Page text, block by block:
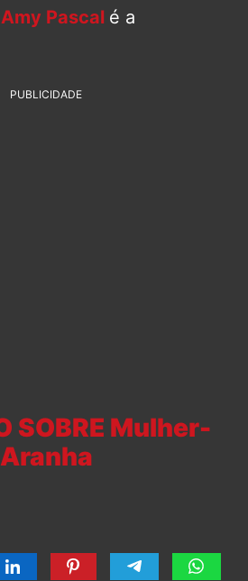
Amy Pascal é a
PUBLICIDADE
SOBRE Mulher-
Aranha